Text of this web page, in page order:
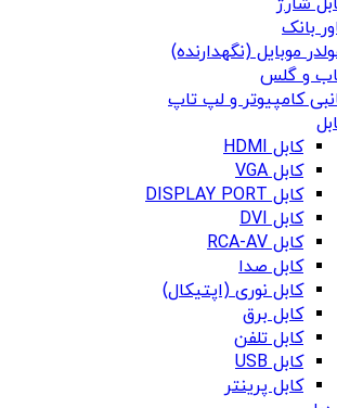
بانک
موبایل (نگهدارنده)
و گلس
کامپیوتر و لپ تاپ
کابل HDMI
کابل VGA
کابل DISPLAY PORT
کابل DVI
کابل RCA-AV
کابل صدا
کابل نوری (اپتیکال)
کابل برق
کابل تلفن
کابل USB
کابل پرینتر